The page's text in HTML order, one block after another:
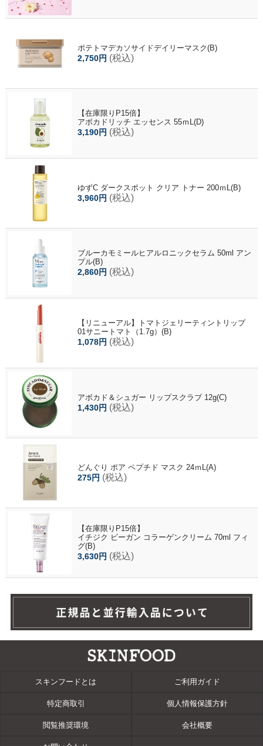
ポテトマデカソサイドデイリーマスク(B)
2,750円 (税込)
【在庫限りP15倍】
アボカドリッチ エッセンス 55ｍL(D)
3,190円 (税込)
ゆずC ダークスポット クリア トナー 200ｍL(B)
3,960円 (税込)
ブルーカモミールヒアルロニックセラム 50ml アン
プル(B)
2,860円 (税込)
【リニューアル】トマトジェリーティントリップ
01サニートマト（1.7g）(B)
1,078円 (税込)
アボカド＆シュガー リップスクラブ 12g(C)
1,430円 (税込)
どんぐり ポア ペプチド マスク 24ｍL(A)
275円 (税込)
【在庫限りP15倍】
イチジク ビーガン コラーゲンクリーム 70ml フィ
グ(B)
3,630円 (税込)
スキンフードとは ご利用ガイド
特定商取引 個人情報保護方針
閲覧推奨環境 会社概要